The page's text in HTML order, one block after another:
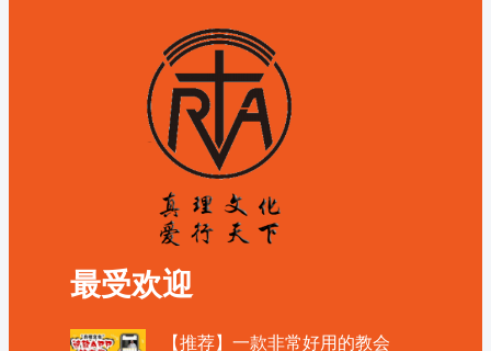
最受欢迎
【推荐】一款非常好用的教会